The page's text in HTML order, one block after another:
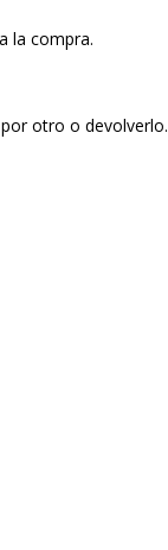
la compra.
otro o devolverlo.